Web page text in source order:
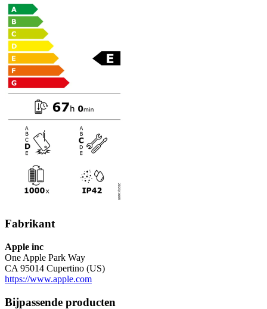
Fabrikant
Apple inc
One Apple Park Way
CA 95014 Cupertino (US)
https://www.apple.com
Bijpassende producten